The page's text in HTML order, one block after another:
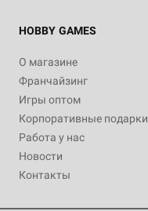
HOBBY GAMES
О магазине
Франчайзинг
Игры оптом
Корпоративные подарки
Работа у нас
Новости
Контакты